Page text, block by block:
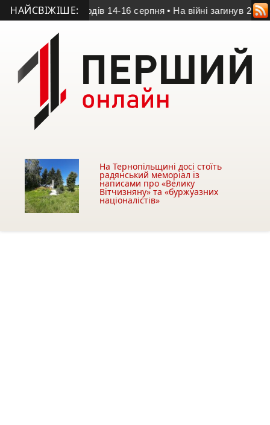
НАЙСВІЖІШЕ:заходів 14-16 серпня • На війні загинув 20-річний
На Тернопільщині досі стоїть
радянський меморіал із
написами про «Велику
Вітчизняну» та «буржуазних
націоналістів»